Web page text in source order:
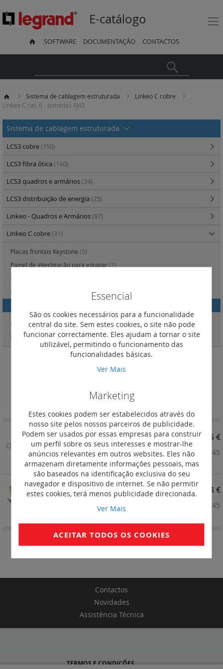
E-catálogo
SOFTWARE DOCUMENTAÇÃO CONTACTOS
Sistema de cablagem estruturada
Linkeo C cobre
Linkeo C cat. 6 - tomadas RJ45
Linkeo C cat. 6 - tomadas RJ45
REF. 632903
Adaptador 2 módulos. 1 porta + 10 conectores RJ 45
Cat. 6 UTP
41,15 €
REF. 632902
Adaptador 2 módulos. 1 porta + 10 conectores RJ 45
44,73 €
Sistema de cablagem estruturada
LCS3 cobre(150)
LCS3 fibra ótica (140)
LCS3 quadros e armários(34)
LCS3 distribuição de energia (25)
Linkeo - Quadros e Armários(87)
Linkeo C cobre(31)
Placas frontais Keystone (5)
Painel de interligação para equipar(1)
Linkeo C cat. 6 - cordões
Linkeo C cat. 6A - cordões
Linkeo C cat. 6 - tomadas RJ45
Linkeo C cat. 6A - tomadas RJ45(1)
Linkeo C conectores Keystone RJ45 (5)
Contactos
Novidades
Assistência Técnica
Essencial
São os cookies necessários para a funcionalidade
central do site. Sem estes cookies, o site não pode
funcionar correctamente. Eles ajudam a tornar o site
utilizável, permitindo o funcionamento das
funcionalidades básicas.
Ver Mais
Marketing
Estes cookies podem ser estabelecidos através do
nosso site pelos nossos parceiros de publicidade.
Podem ser usados por essas empresas para construir
um perfil sobre os seus interesses e mostrar-lhe
anúncios relevantes em outros websites. Eles não
armazenam diretamente informações pessoais, mas
são baseados na identificação exclusiva do seu
navegador e dispositivo de internet. Se não permitir
estes cookies, terá menos publicidade direcionada.
Ver Mais
ACEITAR TODOS OS COOKIES
TERMOS E CONDIÇÕES